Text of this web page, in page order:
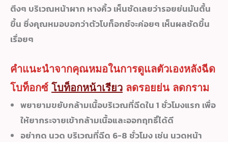
ตึงๆ บริเวณหน้าผาก หางคิ้ว เห็นชัดเลยว่ารอยย่นมันตื้น
ขึ้น ซึ่งคุณหมอบอกว่าตัวโบท็อกซ์จะค่อยๆ เห็นผลชัดขึ้น
เรื่อยๆ
คำแนะนำจากคุณหมอในการดูแลตัวเองหลังฉีด
โบท็อกซ์ โบท็อกหน้าเรียว ลดรอยย่น ลดกราม
พยายามขยับกล้ามเนื้อบริเวณที่ฉีดใน 1 ชั่วโมงแรก เพื่อ
ให้ยากระจายเข้ากล้ามเนื้อและออกฤทธิ์ได้ดี
อย่ากด นวด บริเวณที่ฉีด 6-8 ชั่วโมง เช่น นวดหน้า